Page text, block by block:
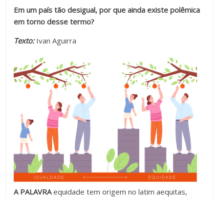
em
constante
Novas
tecnologias
estão
mais
presentes
dia
dia.
Em um país tão desigual, por que ainda existe polêmica
em torno desse termo?
Texto:Ivan Aguirra
A PALAVRAequidade tem origem no latim aequitas,